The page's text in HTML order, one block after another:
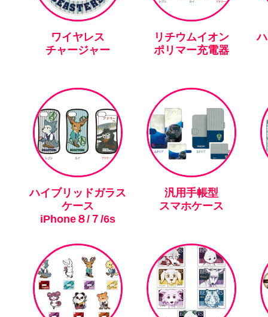
ワイヤレス
チャージャー
リチウムイオン
ポリマー充電器
ハイブリッドガラス
ケース
iPhone８/７/6s
汎用手帳型
スマホケース